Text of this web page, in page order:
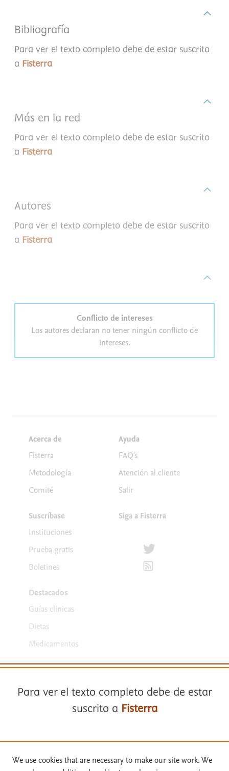
Bibliografía
Para ver el texto completo debe de estar suscrito
a Fisterra
Más en la red
Para ver el texto completo debe de estar suscrito
a Fisterra
Autores
Para ver el texto completo debe de estar suscrito
a Fisterra
Conflicto de intereses
Los autores declaran no tener ningún conflicto de
intereses.
Acerca de
Fisterra
Metodología
Comité
Suscríbase
Instituciones
Prueba gratis
Boletines
Destacados
Guías clínicas
Dietas
Medicamentos
Ayuda
FAQ's
Atención al cliente
Salir
Siga a Fisterra
Síguenos en Twitter
Suscríbete para recibir
Términos y condiciones
Política de privacidad
Para ver el texto completo debe de estar
suscrito a Fisterra
We use cookies that are necessary to make our site work. We